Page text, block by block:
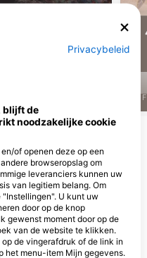
F
DivePoint Hudhuran Fushi
H. Crest Finifenmaa Goalhi, 200015
Male, Henveyru, Maldives
Privacybeleid
blijft de
noodzakelijke cookie
of openen deze op een
browseropslag om
leveranciers kunnen uw
van legitiem belang. Om
U kunt uw
door op de knop
gewenst moment door op de
van de website te klikken.
de vingerafdruk of de link in
het menu-item Mijn gegevens.